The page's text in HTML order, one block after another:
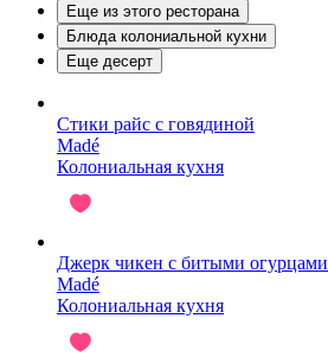
Еще из этого ресторана
Блюда колониальной кухни
Еще десерт
Стики райс с говядиной
Madé
Колониальная кухня
Джерк чикен с битыми огурцами
Madé
Колониальная кухня